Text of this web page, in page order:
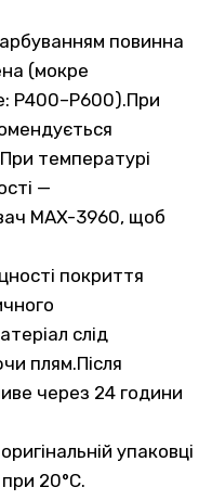
повинна
(мокре
P400–P600).При
температурі
—
MAX-3960, щоб
покриття
слід
плям.Після
через 24 години
упаковці
20°C.